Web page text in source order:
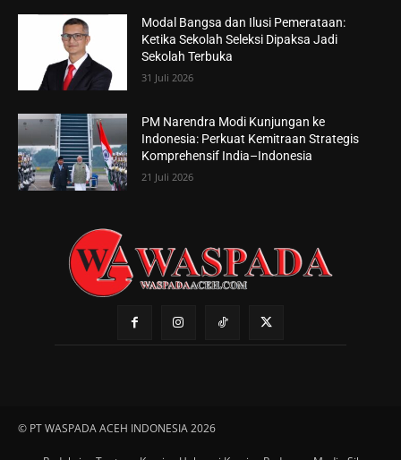
Modal Bangsa dan Ilusi Pemerataan:
Ketika Sekolah Seleksi Dipaksa Jadi
Sekolah Terbuka
31 Juli 2026
PM Narendra Modi Kunjungan ke
Indonesia: Perkuat Kemitraan Strategis
Komprehensif India–Indonesia
21 Juli 2026
© PT WASPADA ACEH INDONESIA 2026